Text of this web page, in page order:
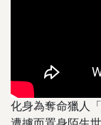
化身為奪命獵人